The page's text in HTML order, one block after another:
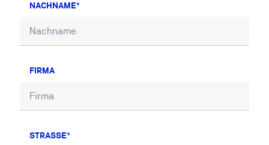
NACHNAME
FIRMA
STRASSE